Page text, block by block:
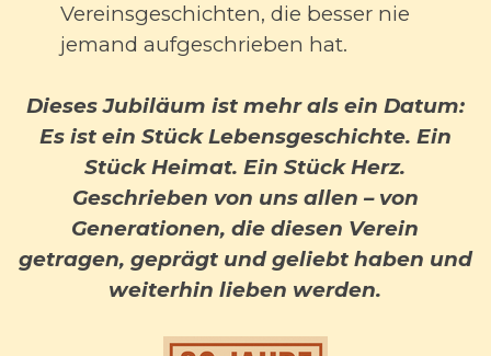
Vereinsgeschichten, die besser nie
jemand aufgeschrieben hat.
Dieses Jubiläum ist mehr als ein Datum:
Es ist ein Stück Lebensgeschichte. Ein
Stück Heimat. Ein Stück Herz.
Geschrieben von uns allen – von
Generationen, die diesen Verein
getragen, geprägt und geliebt haben und
weiterhin lieben werden.